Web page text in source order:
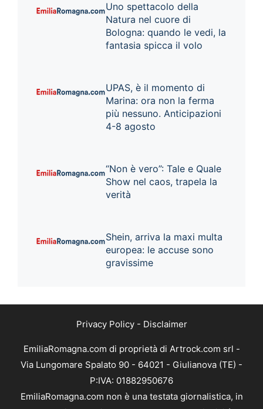
Uno spettacolo della
Natura nel cuore di
Bologna: quando le vedi, la
fantasia spicca il volo
UPAS, è il momento di
Marina: ora non la ferma
più nessuno. Anticipazioni
4-8 agosto
“Non è vero”: Tale e Quale
Show nel caos, trapela la
verità
Shein, arriva la maxi multa
europea: le accuse sono
gravissime
Privacy Policy- Disclaimer
EmiliaRomagna.com di proprietà di Artrock.com srl -
Via Lungomare Spalato 90 - 64021 - Giulianova (TE) -
P:IVA: 01882950676
EmiliaRomagna.com non è una testata giornalistica, in